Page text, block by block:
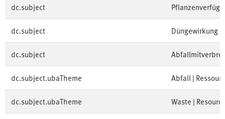
dc.subject
dc.subject Düngewirkung
dc.subject
dc.subject.ubaTheme Abfall |
dc.subject.ubaTheme Waste |